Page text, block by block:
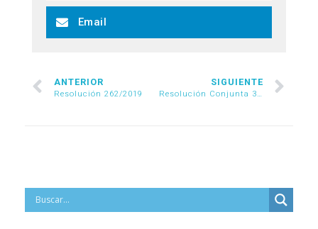
Email
ANTERIOR
Resolución 262/2019
SIGUIENTE
Resolución Conjunta 35/2019